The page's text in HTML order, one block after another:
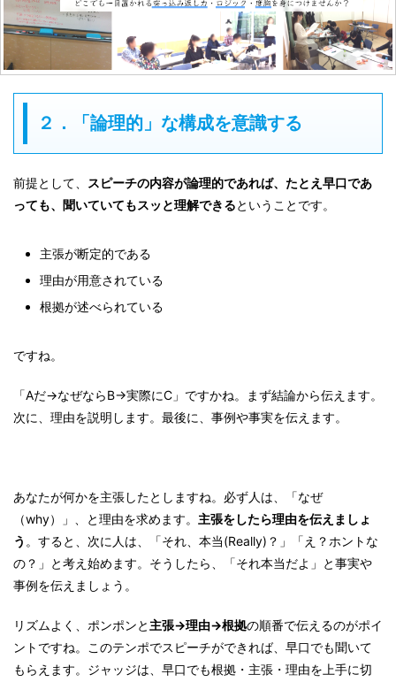
２．「論理的」な構成を意識する
前提として、
スピーチの内容が論理的であれば、たとえ早口であ
っても、聞いていてもスッと理解できるということです。
主張が断定的である
理由が用意されている
根拠が述べられている
ですね。
「Aだ→なぜならB→実際にC」ですかね。まず結論から伝えます。
次に、理由を説明します。最後に、事例や事実を伝えます。
あなたが何かを主張したとしますね。必ず人は、「なぜ
（why）」、と理由を求めます。 主張をしたら理由を伝えましょ
う 。すると、次に人は、「それ、本当(Really)？」「え？ホントな
の？」と考え始めます。そうしたら、「それ本当だよ」と事実や
事例を伝えましょう。
リズムよく、ポンポンと 主張→理由→根拠の順番で伝えるのがポイ
ントですね。このテンポでスピーチができれば、早口でも聞いて
もらえます。ジャッジは、早口でも根拠・主張・理由を上手に切